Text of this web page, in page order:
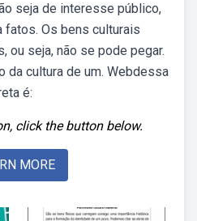
seja de interesse público,
fatos. Os bens culturais
ou seja, não se pode pegar.
da cultura de um. Webdessa
é:
click the button below.
MORE